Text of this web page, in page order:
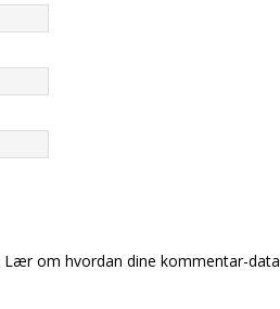
Lær om hvordan dine kommentar-data